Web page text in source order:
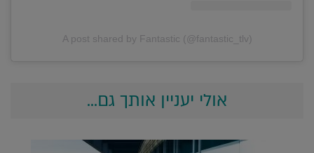
A post shared by Fantastic (@fantastic_tlv)
אולי יעניין אותך גם...